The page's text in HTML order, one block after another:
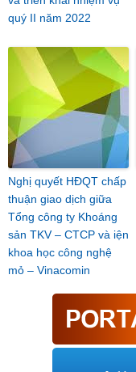
quý II năm 2022
Nghị quyết HĐQT chấp
thuận giao dịch giữa
Tổng công ty Khoáng
sản TKV – CTCP và iện
khoa học công nghệ
mỏ – Vinacomin